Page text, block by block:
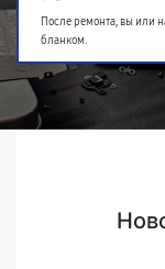
После ремонта, вы или
бланком.